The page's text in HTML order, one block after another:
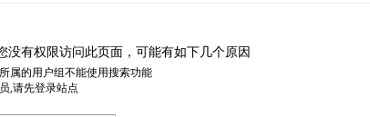
没有权限访问此页面，可能有如下几个原因
属的用户组不能使用搜索功能
,请先登录站点